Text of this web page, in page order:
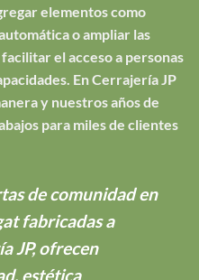
elementos como
o ampliar las
el acceso a personas
En Cerrajería JP
y nuestros años de
para miles de clientes
de comunidad en
fabricadas a
JP, ofrecen
estética